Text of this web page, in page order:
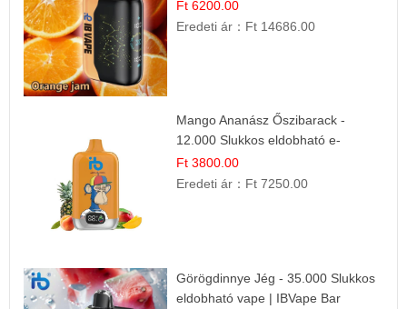
Ft 6200.00
Eredeti ár： Ft 14686.00
Mango Ananász Őszibarack -
12.000 Slukkos eldobható e-
Cigaretta
Ft 3800.00
Eredeti ár： Ft 7250.00
Görögdinnye Jég - 35.000 Slukkos
eldobható vape | IBVape Bar